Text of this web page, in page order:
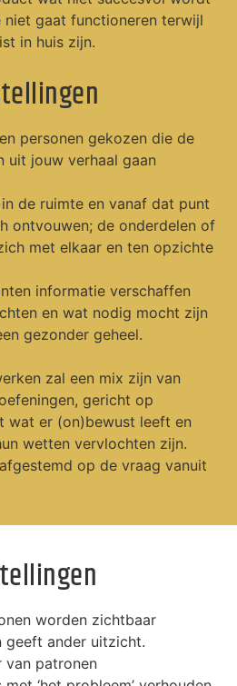
niet gaat functioneren terwijl
in huis zijn.
personen gekozen die de
uit jouw verhaal gaan
de ruimte en vanaf dat punt
ontvouwen; de onderdelen of
met elkaar en ten opzichte
informatie verschaffen
en wat nodig mocht zijn
gezonder geheel.
zal een mix zijn van
gericht op
wat er (on)bewust leeft en
wetten vervlochten zijn.
op de vraag vanuit
worden zichtbaar
geeft ander uitzicht.
van patronen